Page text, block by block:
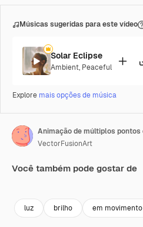
Músicas sugeridas para este vídeo
Solar Eclipse
Ambient, Peaceful
Explore mais opções de música
VectorFusionArt
Você também pode gostar de
luz brilho em movimento